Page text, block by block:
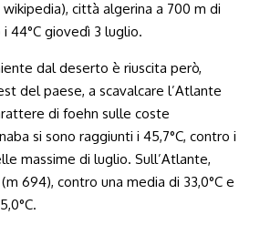
dal deserto è riuscita però,
del paese, a scavalcare l’Atlante
di foehn sulle coste
si sono raggiunti i 45,7°C, contro i
massime di luglio. Sull’Atlante,
694), contro una media di 33,0°C e